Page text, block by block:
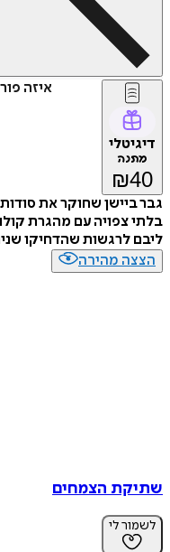
איזה
דיגיטלי
מתנה
₪40
גבר ביישן שחוקר את
בלתי צפויה עם מהגרת
ליבם לרגשות שהדחיקו
הצצה מהירה
שתיקת הצמחים
לשמור לי